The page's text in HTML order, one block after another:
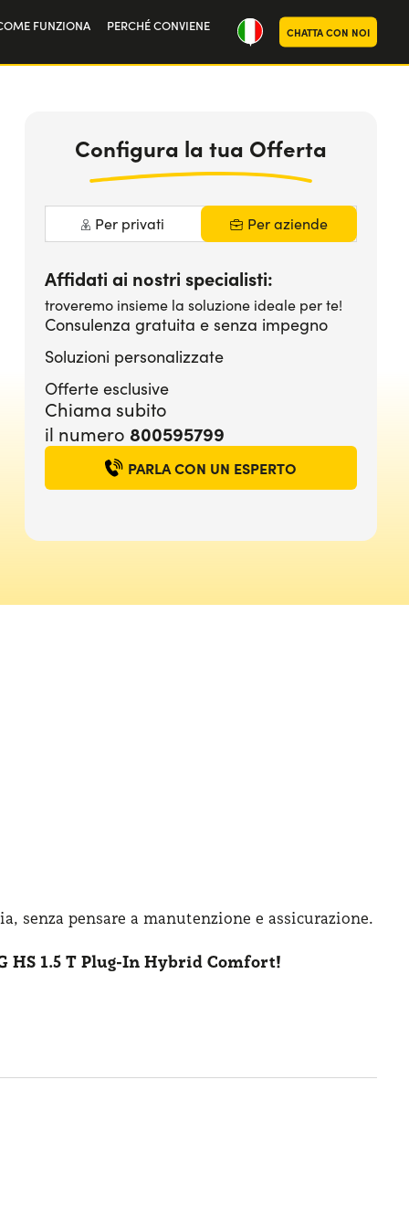
FUNZIONA PERCHÉ CONVIENE CHATTA CON NOI
Configura la tua Offerta
Per privati Per aziende
Affidati ai nostri specialisti:
troveremo insieme la soluzione ideale per te!
Consulenza gratuita e senza impegno
Soluzioni personalizzate
Offerte esclusive
Chiama subito
il numero 800595799
PARLA CON UN ESPERTO
senza pensare a manutenzione e assicurazione.
HS 1.5 T Plug-In Hybrid Comfort!